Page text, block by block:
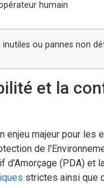
humain
inutiles ou pannes non
et la
enjeu majeur pour
de
d'Amorçage (PDA) et
strictes ainsi que